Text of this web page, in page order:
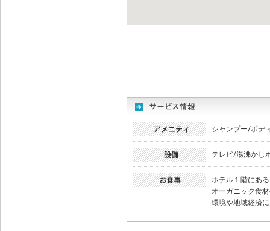
シャンプー/ボデ
テレビ/湯沸かし
ホテル１階にあ
オーガニック食
環境や地域経済